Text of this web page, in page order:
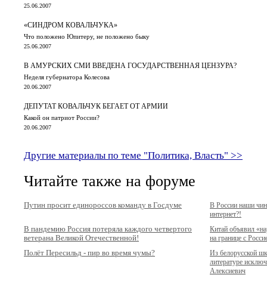
25.06.2007
«СИНДРОМ КОВАЛЬЧУКА»
Что положено Юпитеру, не положено быку
25.06.2007
В АМУРСКИХ СМИ ВВЕДЕНА ГОСУДАРСТВЕННАЯ ЦЕНЗУРА?
Неделя губернатора Колесова
20.06.2007
ДЕПУТАТ КОВАЛЬЧУК БЕГАЕТ ОТ АРМИИ
Какой он патриот России?
20.06.2007
Другие материалы по теме "Политика, Власть" >>
Читайте также на форуме
Путин просит единороссов команду в Госдуме
В России наши
интернет?!
В пандемию Россия потеряла каждого четвертого
ветерана Великой Отечественной!
Китай объявил
на границе с
Полёт Пересильд - пир во время чумы?
Из белорусской
литературе
Алексиевич